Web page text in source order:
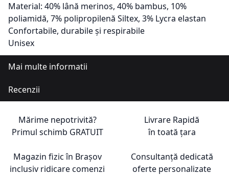
Material: 40% lână merinos, 40% bambus, 10%
poliamidă, 7% polipropilenă Siltex, 3% Lycra elastan
Confortabile, durabile și respirabile
Unisex
Mai multe informatii
Recenzii
Mărime nepotrivită?
Primul schimb GRATUIT
Livrare Rapidă
în toată țara
Magazin fizic în Brașov
inclusiv ridicare comenzi
Consultanță dedicată
oferte personalizate